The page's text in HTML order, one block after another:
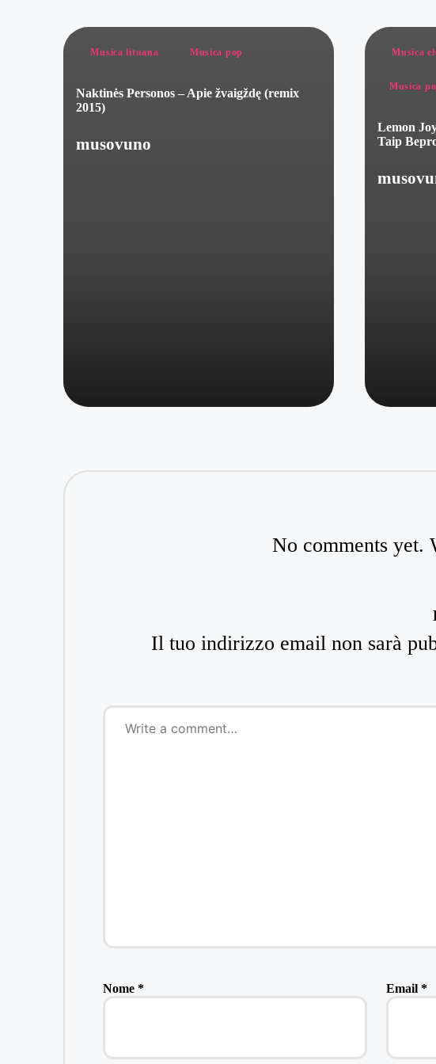
Posted
Musica lituana Musica pop
Naktinės Personos – Apie žvaigždę (remix
2015)
Posted
musovuno
Posted
Musica
Musica
Lemon
Taip
Posted
No comments yet.
Il tuo indirizzo email non sarà
Nome * Email*